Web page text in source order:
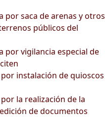
por saca de arenas y otros
públicos del
por vigilancia especial de
instalación de quioscos
la realización de la
de documentos